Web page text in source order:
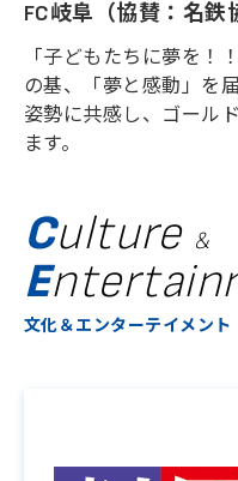
FC岐阜（協賛：名鉄
「子どもたちに夢を！
の基、「夢と感動」を
姿勢に共感し、ゴール
ます。
Culture &
E
文化＆エンターテイメント